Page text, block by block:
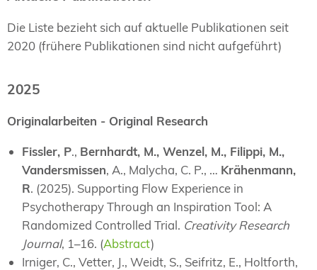
Die Liste bezieht sich auf aktuelle Publikationen seit
2020 (frühere Publikationen sind nicht aufgeführt)
2025
Originalarbeiten - Original Research
Fissler, P., Bernhardt, M., Wenzel, M., Filippi, M.,
Vandersmissen, A., Malycha, C. P., … Krähenmann,
R. (2025). Supporting Flow Experience in
Psychotherapy Through an Inspiration Tool: A
Randomized Controlled Trial. Creativity Research
Journal, 1–16. (Abstract)
Irniger, C., Vetter, J., Weidt, S., Seifritz, E., Holtforth,